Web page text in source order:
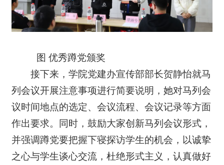
图 优秀蹲党颁奖
接下来，学院党建办宣传部部长贺静怡就马
列会议开展注意事项进行简要说明，她对马列会
议时间地点的选定、会议流程、会议记录等方面
作出要求。同时，鼓励大家创新马列会议形式，
并强调蹲党要把握下寝探访学生的机会，以诚挚
之心与学生谈心交流，杜绝形式主义，认真做好